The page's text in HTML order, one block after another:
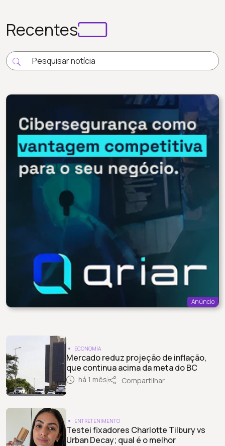
Recentes
Anúncio
ECONOMIA
Mercado reduz projeção de inflação,
que continua acima da meta do BC
há 1 mês Compartilhar
ENTRETENIMENTO
Testei fixadores Charlotte Tilbury vs
Urban Decay; qual é o melhor